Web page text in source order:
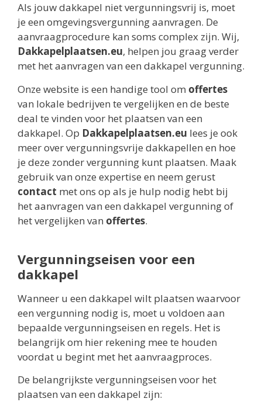
Als jouw dakkapel niet vergunningsvrij is, moet
je een omgevingsvergunning aanvragen. De
aanvraagprocedure kan soms complex zijn. Wij,
Dakkapelplaatsen.eu, helpen jou graag verder
met het aanvragen van een dakkapel vergunning.
Onze website is een handige tool om offertes
van lokale bedrijven te vergelijken en de beste
deal te vinden voor het plaatsen van een
dakkapel. Op Dakkapelplaatsen.eu lees je ook
meer over vergunningsvrije dakkapellen en hoe
je deze zonder vergunning kunt plaatsen. Maak
gebruik van onze expertise en neem gerust
contact met ons op als je hulp nodig hebt bij
het aanvragen van een dakkapel vergunning of
het vergelijken van offertes.
Vergunningseisen voor een
dakkapel
Wanneer u een dakkapel wilt plaatsen waarvoor
een vergunning nodig is, moet u voldoen aan
bepaalde vergunningseisen en regels. Het is
belangrijk om hier rekening mee te houden
voordat u begint met het aanvraagproces.
De belangrijkste vergunningseisen voor het
plaatsen van een dakkapel zijn: